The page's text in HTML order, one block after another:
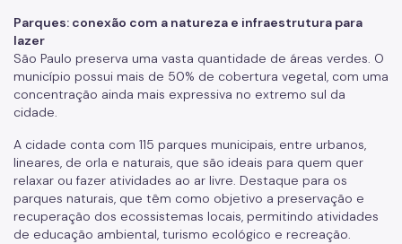
Parques: conexão com a natureza e infraestrutura para
lazer
São Paulo preserva uma vasta quantidade de áreas verdes. O
município possui mais de 50% de cobertura vegetal, com uma
concentração ainda mais expressiva no extremo sul da
cidade.
A cidade conta com 115 parques municipais, entre urbanos,
lineares, de orla e naturais, que são ideais para quem quer
relaxar ou fazer atividades ao ar livre. Destaque para os
parques naturais, que têm como objetivo a preservação e
recuperação dos ecossistemas locais, permitindo atividades
de educação ambiental, turismo ecológico e recreação.